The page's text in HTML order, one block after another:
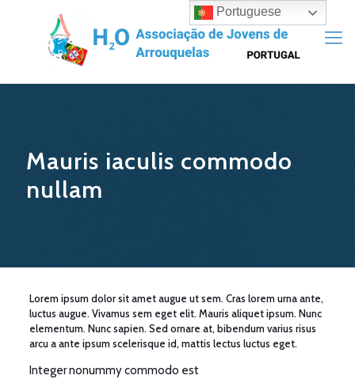
Mauris iaculis commodo
nullam
Lorem ipsum dolor sit amet augue ut sem. Cras lorem urna ante,
luctus augue. Vivamus sem eget elit. Mauris aliquet ipsum. Nunc
elementum. Nunc sapien. Sed ornare at, bibendum varius risus
arcu a ante ipsum scelerisque id, mattis lectus luctus eget.
Integer nonummy commodo est
Portuguese